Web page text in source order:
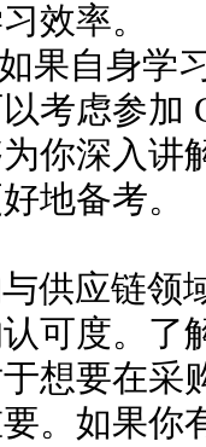
效率。
果自身学
考虑参加
你深入讲
地备考。
供应链领
可度。了
想要在采
。如果你